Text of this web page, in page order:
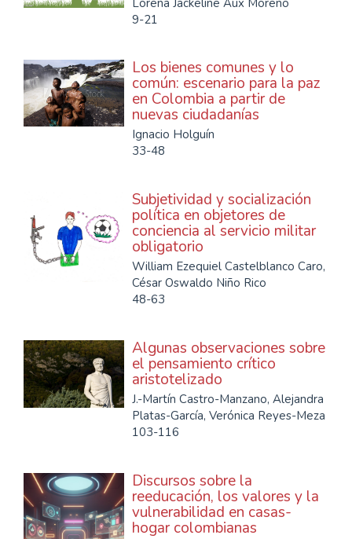
9-21
Los bienes comunes y lo
común: escenario para la paz
en Colombia a partir de
nuevas ciudadanías
Ignacio Holguín
33-48
Subjetividad y socialización
política en objetores de
conciencia al servicio militar
obligatorio
William Ezequiel Castelblanco Caro,
César Oswaldo Niño Rico
48-63
Algunas observaciones sobre
el pensamiento crítico
aristotelizado
J.-Martín Castro-Manzano, Alejandra
Platas-García, Verónica Reyes-Meza
103-116
Discursos sobre la
reeducación, los valores y la
vulnerabilidad en casas-
hogar colombianas